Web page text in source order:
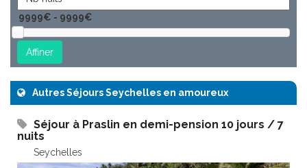
Autres Séjours Seychelles en amoureux
Séjour à Praslin en demi-pension 10 jours / 7
nuits
Seychelles